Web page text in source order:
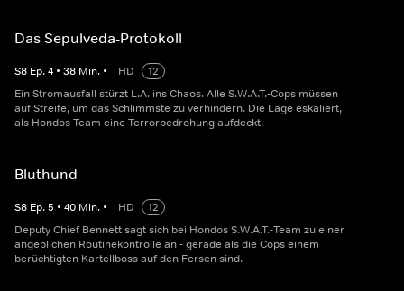
Das Sepulveda-Protokoll
S8 Ep.4 • 38 Min. • HD
12
Ein Stromausfall stürzt L.A. ins Chaos. Alle S.W.A.T.-Cops müssen
auf Streife, um das Schlimmste zu verhindern. Die Lage eskaliert,
als Hondos Team eine Terrorbedrohung aufdeckt.
Bluthund
S8 Ep.5 • 40 Min. • HD
12
Deputy Chief Bennett sagt sich bei Hondos S.W.A.T.-Team zu einer
angeblichen Routinekontrolle an - gerade als die Cops einem
berüchtigten Kartellboss auf den Fersen sind.